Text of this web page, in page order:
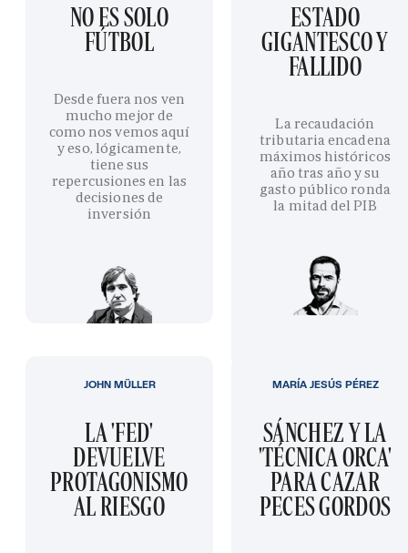
NO ES SOLO
FÚTBOL
Desde fuera nos ven
mucho mejor de
como nos vemos aquí
y eso, lógicamente,
tiene sus
repercusiones en las
decisiones de
inversión
ESTADO
GIGANTESCO Y
FALLIDO
La recaudación
tributaria encadena
máximos históricos
año tras año y su
gasto público ronda
la mitad del PIB
LA 'FED'
DEVUELVE
PROTAGONISMO
AL RIESGO
JOHN MÜLLER
SÁNCHEZ Y LA
'TÉCNICA ORCA'
PARA CAZAR
PECES GORDOS
MARÍA JESÚS PÉREZ